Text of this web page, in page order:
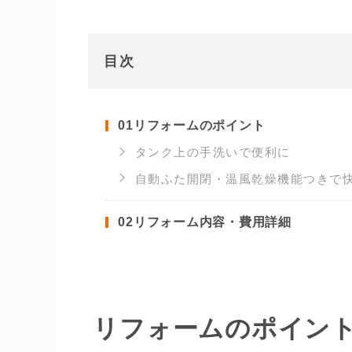
目次
01 リフォームのポイント
タンク上の手洗いで便利に
自動ふた開閉・温風乾燥機能つきで
02 リフォーム内容・費用詳細
リフォームのポイン